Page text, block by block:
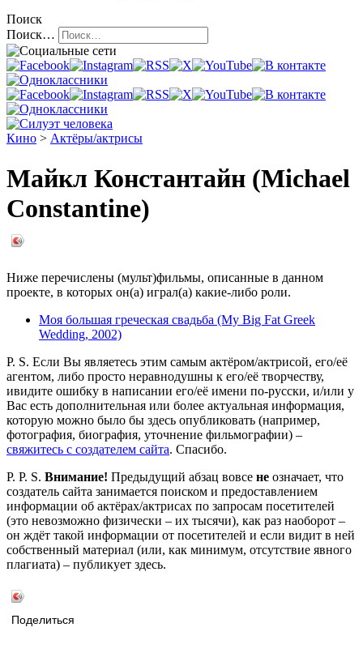
Поиск
Поиск…
Кино > Актёры/актрисы
Майкл Константайн (Michael
Constantine)
Ниже перечислены (мульт)фильмы, описанные в данном
проекте, в которых он(а) играл(а) какие-либо роли.
Моя большая греческая свадьба (My Big Fat Greek
Wedding, 2002)
P. S. Если Вы являетесь этим самым актёром/актрисой, его/её
агентом, либо просто неравнодушны к его/её творчеству,
ивидите ошибку в написании его/её имени по-русски, и/или у
Вас есть дополнительная или более актуальная информация,
которую можно было бы здесь опубликовать (например,
фотография, биография, уточнение фильмографии) –
свяжитесь с создателем сайта. Спасибо.
P. P. S. Внимание! Предыдущий абзац вовсе не означает, что
создатель сайта занимается поиском и предоставлением
информации об актёрах/актрисах по запросам посетителей
(это невозможно физически – их тысячи), как раз наоборот –
он ждёт такой информации от посетителей и если видит в ней
собственный материал (или, как минимум, отсутствие явного
плагиата) – публикует здесь.
Поделиться